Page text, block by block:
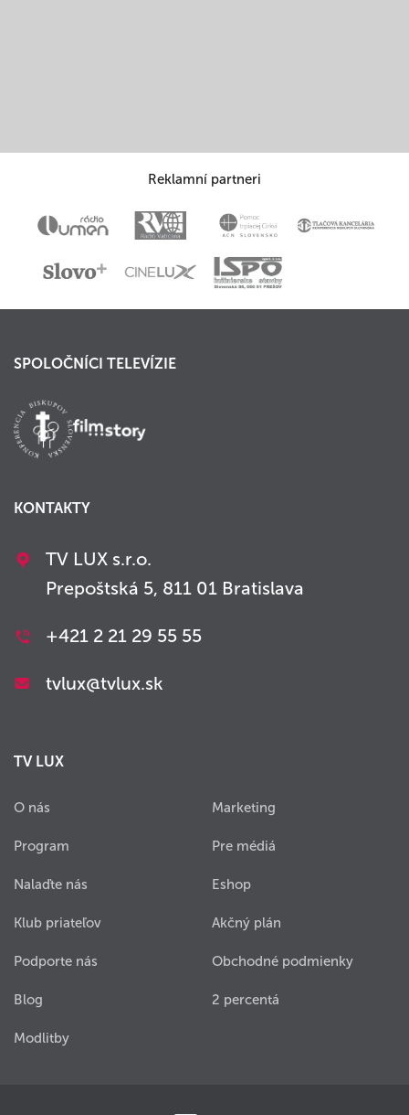
Reklamní partneri
SPOLOČNÍCI TELEVÍZIE
KONTAKTY
TV LUX s.r.o.
Prepoštská 5, 811 01 Bratislava
+421 2 21 29 55 55
tvlux@tvlux.sk
TV LUX
O nás
Program
Nalaďte nás
Klub priateľov
Podporte nás
Blog
Modlitby
Marketing
Pre médiá
Eshop
Akčný plán
Obchodné podmienky
2 percentá